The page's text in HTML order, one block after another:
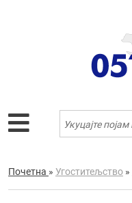
Почетна » Угоститељство »